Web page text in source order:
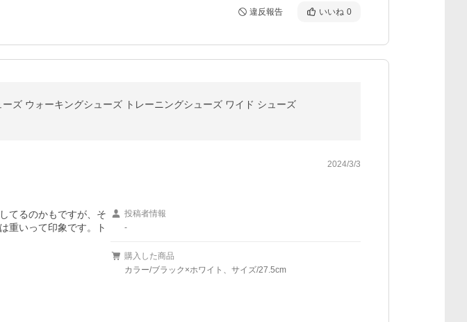
違反報告 いいね 0
ズ ウォーキングシューズ トレーニングシューズ ワイド シューズ
2024/3/3
てるのかもですが、そ
重いって印象です。ト
投稿者情報
-
購入した商品
カラー/ブラック×ホワイト、サイズ/27.5cm